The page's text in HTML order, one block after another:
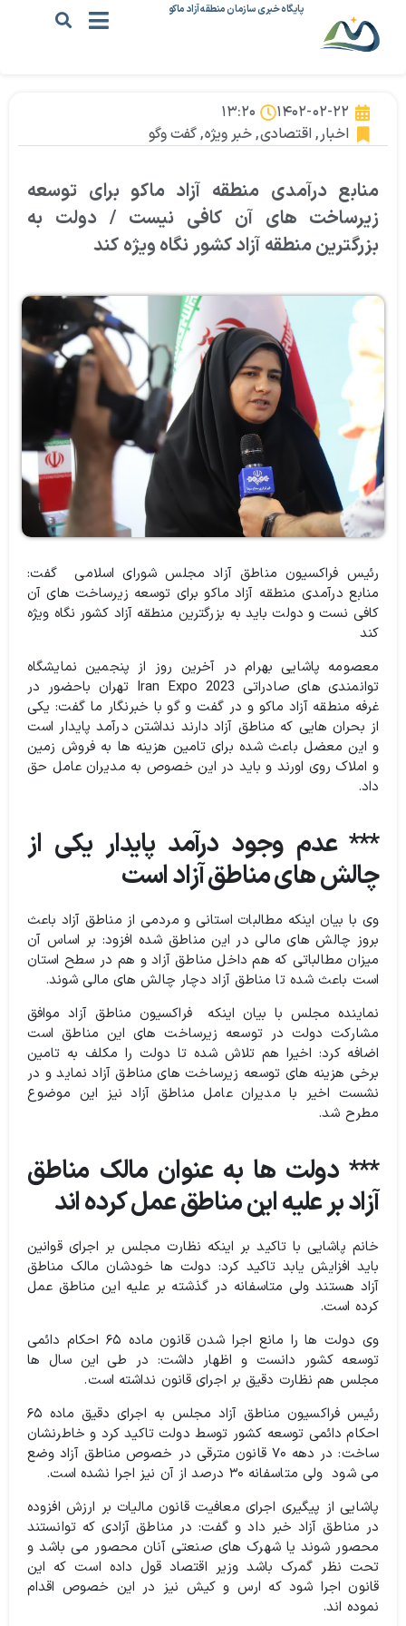
پایگاه خبری سازمان منطقه آزاد ماکو
۱۴۰۲-۰۲-۲۲
۱۳:۲۰
اخبار, اقتصادی,خبر ویژه,گفت وگو
منابع درآمدی منطقه آزاد ماکو برای توسعه
زیرساخت های آن کافی نیست / دولت به
بزرگترین منطقه آزاد کشور نگاه ویژه کند
رئيس فراکسیون مناطق آزاد مجلس شورای اسلامی گفت:
منابع درآمدی منطقه آزاد ماکو برای توسعه زیرساخت های آن
کافی نست و دولت باید به بزرگترین منطقه آزاد کشور نگاه ویژه
کند
معصومه پاشایی بهرام در آخرین روز از پنجمین نمایشگاه
توانمندی های صادراتی Iran Expo 2023 تهران باحضور در
غرفه منطقه آزاد ماکو و در گفت و گو با خبرنگار ما گفت: یکی
از بحران هایی که مناطق آزاد دارند نداشتن درآمد پایدار است
و این معضل باعث شده برای تامین هزینه ها به فروش زمین
و املاک روی اورند و باید در این خصوص به مدیران عامل حق
داد.
*** عدم وجود درآمد پایدار یکی از
چالش های مناطق آزاد است
وی با بیان اینکه مطالبات استانی و مردمی از مناطق آزاد باعث
بروز چالش های مالی در این مناطق شده افزود: بر اساس آن
میزان مطالباتی که هم داخل مناطق آزاد و هم در سطح استان
است باعث شده تا مناطق آزاد دچار چالش های مالی شوند.
نماینده مجلس با بیان اینکه فراکسیون مناطق آزاد موافق
مشارکت دولت در توسعه زیرساخت های این مناطق است
اضافه کرد: اخیرا هم تلاش شده تا دولت را مکلف به تامین
برخی هزینه های توسعه زیرساخت های مناطق آزاد نماید و در
نشست اخیر با مدیران عامل مناطق آزاد نیز این موضوع
مطرح شد.
*** دولت ها به عنوان مالک مناطق
آزاد بر علیه این مناطق عمل کرده اند
خانم پاشایی با تاکید بر اینکه نظارت مجلس بر اجرای قوانین
باید افزایش یابد تاکید کرد: دولت ها خودشان مالک مناطق
آزاد هستند ولی متاسفانه در گذشته بر علیه این مناطق عمل
کرده است.
وی دولت ها را مانع اجرا شدن قانون ماده ۶۵ احکام دائمی
توسعه کشور دانست و اظهار داشت: در طی این سال ها
مجلس هم نظارت دقیق بر اجرای قانون نداشته است.
رئیس فراکسیون مناطق آزاد مجلس به اجرای دقیق ماده ۶۵
احکام دائمی توسعه کشور توسط دولت تاکید کرد و خاطرنشان
ساخت: در دهه ۷۰ قانون مترقی در خصوص مناطق آزاد وضع
می شود ولی متاسفانه ۳۰ درصد از آن نیز اجرا نشده است.
پاشایی از پیگیری اجرای معافیت قانون مالیات بر ارزش افزوده
در مناطق آزاد خبر داد و گفت:‌ در مناطق آزادی که توانستند
محصور شوند یا شهرک های صنعتی آنان محصور می باشد و
تحت نظر گمرک باشد وزیر اقتصاد قول داده است که این
قانون اجرا شود که ارس و کیش نیز در این خصوص اقدام
نموده اند.